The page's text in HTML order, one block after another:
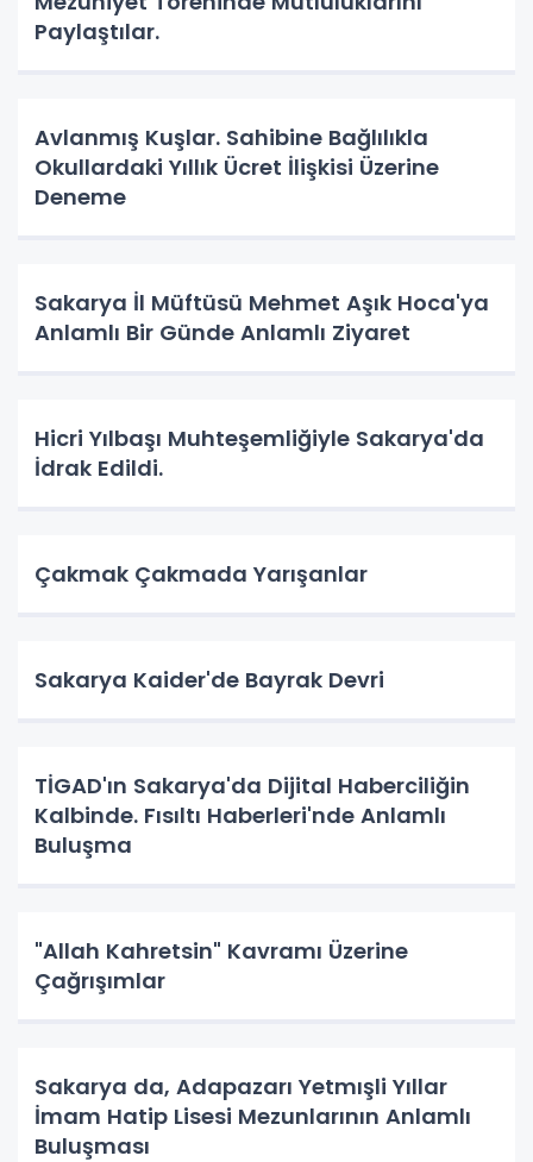
Paylaştılar.
Avlanmış Kuşlar. Sahibine Bağlılıkla
Okullardaki Yıllık Ücret İlişkisi Üzerine
Deneme
Sakarya İl Müftüsü Mehmet Aşık Hoca'ya
Anlamlı Bir Günde Anlamlı Ziyaret
Hicri Yılbaşı Muhteşemliğiyle Sakarya'da
İdrak Edildi.
Çakmak Çakmada Yarışanlar
Sakarya Kaider'de Bayrak Devri
TİGAD'ın Sakarya'da Dijital Haberciliğin
Kalbinde. Fısıltı Haberleri'nde Anlamlı
Buluşma
"Allah Kahretsin" Kavramı Üzerine
Çağrışımlar
Sakarya da, Adapazarı Yetmışli Yıllar
İmam Hatip Lisesi Mezunlarının Anlamlı
Buluşması